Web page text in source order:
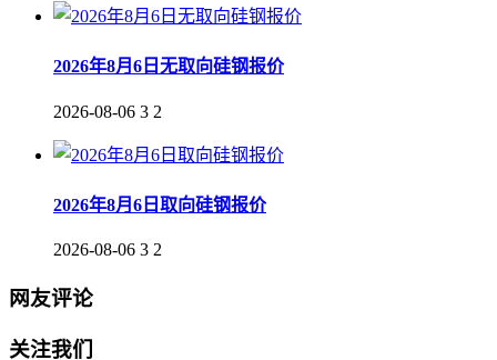
2026年8月6日无取向硅钢报价
2026-08-06 3 2
2026年8月6日取向硅钢报价
2026-08-06 3 2
网友评论
关注我们